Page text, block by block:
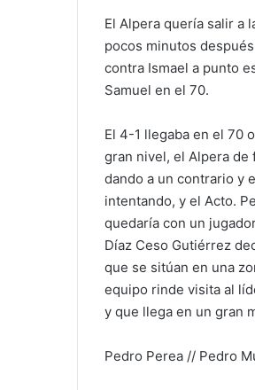
El Alpera quería salir a
pocos minutos
contra Ismael a punto
Samuel en el 70.
El 4-1 llegaba en el 70
gran nivel, el Alpera de
dando a un contrario y
intentando, y el Acto.
quedaría con un
Díaz Ceso Gutiérrez
que se sitúan en una
equipo rinde visita al
y que llega en un gran
Pedro Perea // Pedro